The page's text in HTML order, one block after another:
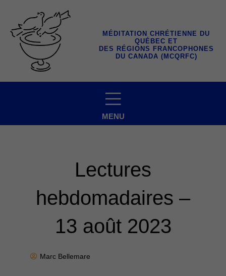
contenu
MÉDITATION CHRÉTIENNE DU
QUÉBEC ET
DES RÉGIONS FRANCOPHONES
DU CANADA (MCQRFC)
MENU
Lectures
hebdomadaires –
13 août 2023
Marc Bellemare